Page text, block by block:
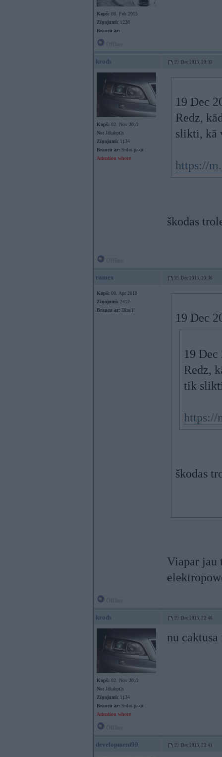
Kopš: 08. Feb 2015
Ziņojumi: 1238
Braucu ar:
krods 19. Dec 2015, 20:33
Kopš: 02. Nov 2012
No: Jēkabpils
Ziņojumi: 1134
Braucu ar: Sulas paku
Attention whore
19 Dec
Redz,
slikti, kā
https://
škodas
ramex 19. Dec 2015, 20:36
Kopš: 08. Apr 2010
Ziņojumi: 2417
Braucu ar: Dīzeli!
19 Dec
19
Redz,
tik
https://
škodas
Viapar jau
krods 19. Dec 2015, 22:46
Kopš: 02. Nov 2012
No: Jēkabpils
Ziņojumi: 1134
Braucu ar: Sulas paku
Attention whore
nu
development99 19. Dec 2015, 23:41